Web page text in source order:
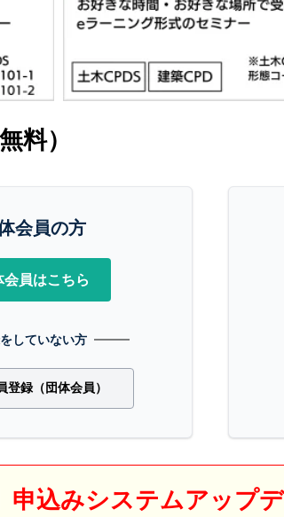
料）
会員の方
会員はこちら
していない方
登録（団体会員）
申込みシステムアップ